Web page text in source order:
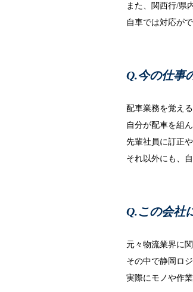
また、関西行/県
自車では対応が
今の仕事
配車業務を覚え
自分が配車を組
先輩社員に訂正
それ以外にも、
この会社
元々物流業界に
その中で静岡ロ
実際にモノや作